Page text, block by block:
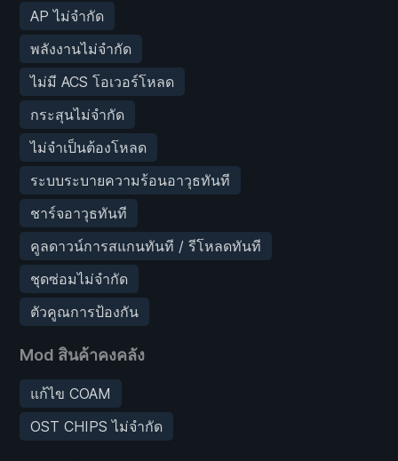
AP ไม่จำกัด
พลังงานไม่จำกัด
ไม่มี ACS โอเวอร์โหลด
กระสุนไม่จำกัด
ไม่จำเป็นต้องโหลด
ระบบระบายความร้อนอาวุธทันที
ชาร์จอาวุธทันที
คูลดาวน์การสแกนทันที / รีโหลดทันที
ชุดซ่อมไม่จำกัด
ตัวคูณการป้องกัน
Mod สินค้าคงคลัง
แก้ไข COAM
OST CHIPS ไม่จำกัด